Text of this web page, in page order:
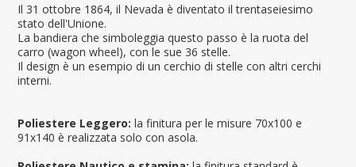
Il 31 ottobre 1864, il Nevada è diventato il trentaseiesimo
stato dell'Unione.
La bandiera che simboleggia questo passo è la ruota del
carro (wagon wheel), con le sue 36 stelle.
Il design è un esempio di un cerchio di stelle con altri cerchi
interni.
Poliestere Leggero: la finitura per le misure 70x100 e
91x140 è realizzata solo con asola.